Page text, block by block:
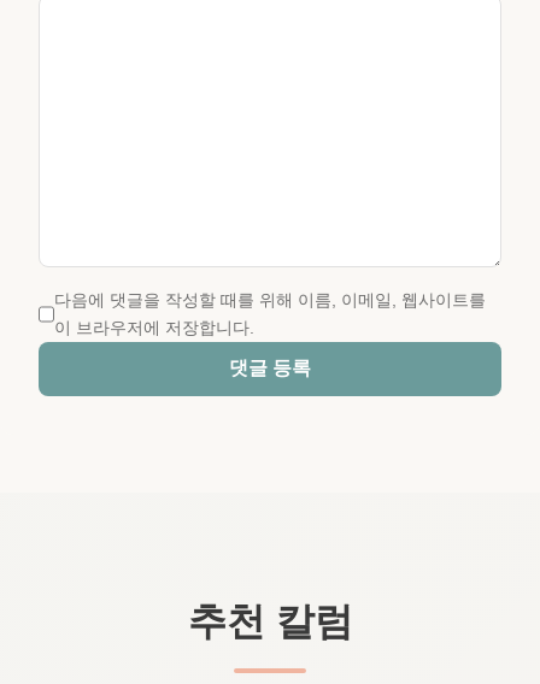
다음에 댓글을 작성할 때를 위해 이름, 이메일, 웹사이트를
이 브라우저에 저장합니다.
댓글 등록
추천 칼럼